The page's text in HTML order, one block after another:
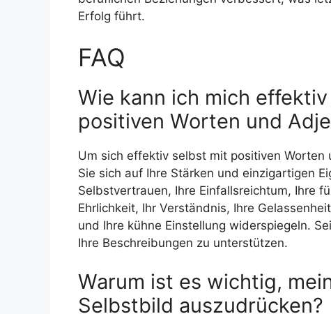
Erfolg führt.
FAQ
Wie kann ich mich
positiven Worten und
Um sich effektiv selbst mit positiven
Sie sich auf Ihre Stärken und einzigartigen
Selbstvertrauen, Ihre Einfallsreichtum, Ihre
Ehrlichkeit, Ihr Verständnis, Ihre
und Ihre kühne Einstellung widerspiegeln.
Ihre Beschreibungen zu unterstützen.
Warum ist es wichtig,
Selbstbild auszudrücken?